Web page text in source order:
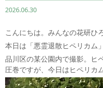
2026.06.30
こんにちは。みんなの花研ひ
本日は「悪霊退散ヒペリカム
品川区の某公園内で撮影。ヒ
圧巻ですが、今日はヒペリカ